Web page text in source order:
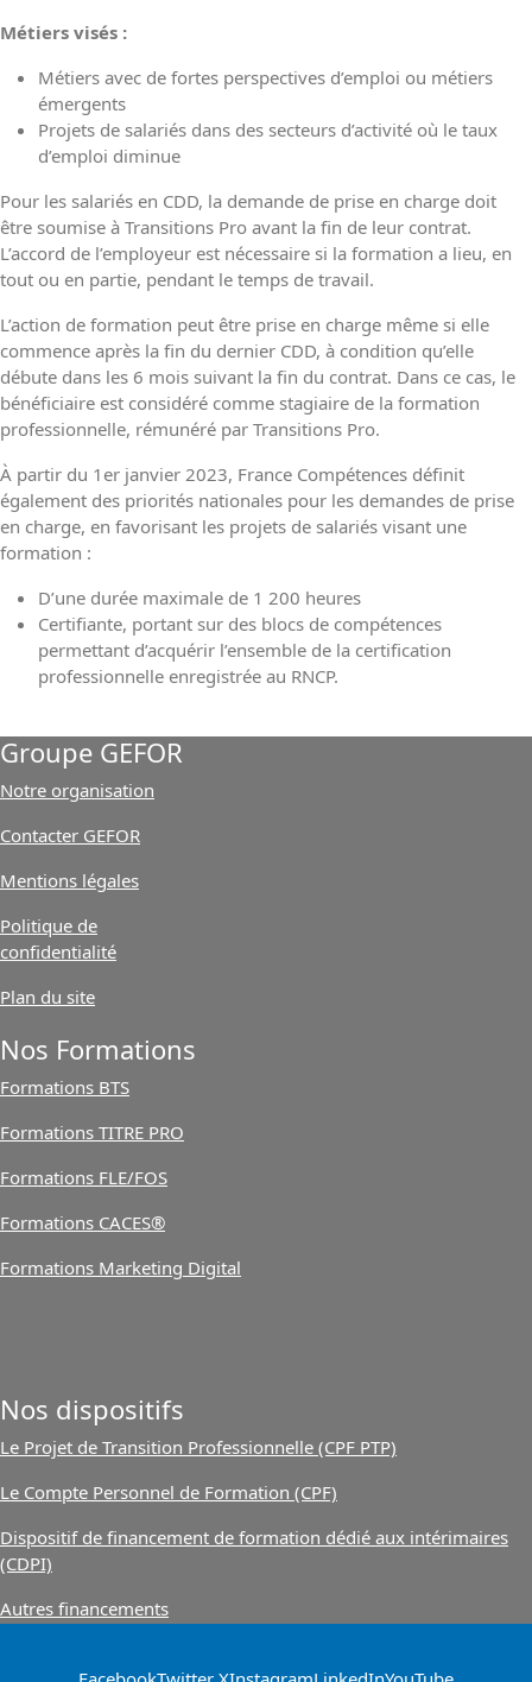
Métiers visés :
Métiers avec de fortes perspectives d’emploi ou métiers
émergents
Projets de salariés dans des secteurs d’activité où le taux
d’emploi diminue
Pour les salariés en CDD, la demande de prise en charge doit
être soumise à Transitions Pro avant la fin de leur contrat.
L’accord de l’employeur est nécessaire si la formation a lieu, en
tout ou en partie, pendant le temps de travail.
L’action de formation peut être prise en charge même si elle
commence après la fin du dernier CDD, à condition qu’elle
débute dans les 6 mois suivant la fin du contrat. Dans ce cas, le
bénéficiaire est considéré comme stagiaire de la formation
professionnelle, rémunéré par Transitions Pro.
À partir du 1er janvier 2023, France Compétences définit
également des priorités nationales pour les demandes de prise
en charge, en favorisant les projets de salariés visant une
formation :
D’une durée maximale de 1 200 heures
Certifiante, portant sur des blocs de compétences
permettant d’acquérir l’ensemble de la certification
professionnelle enregistrée au RNCP.
Groupe GEFOR
Notre organisation
Contacter GEFOR
Mentions légales
Politique de
confidentialité
Plan du site
Nos Formations
Formations BTS
Formations TITRE PRO
Formations FLE/FOS
Formations CACES®
Formations Marketing Digital
Nos dispositifs
Le Projet de Transition Professionnelle (CPF PTP)
Le Compte Personnel de Formation (CPF)
Dispositif de financement de formation dédié aux intérimaires
(CDPI)
Autres financements